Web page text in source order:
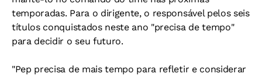
temporadas. Para o dirigente, o responsável pelos seis
títulos conquistados neste ano "precisa de tempo"
para decidir o seu futuro.
"Pep precisa de mais tempo para refletir e considerar